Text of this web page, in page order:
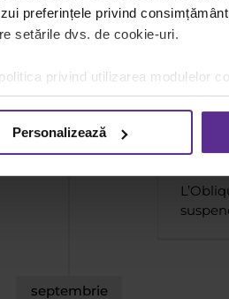
preferințele privind
setările dvs. de cookie-uri.
privind utilizarea modulelor
Personalizează
By
septembrie